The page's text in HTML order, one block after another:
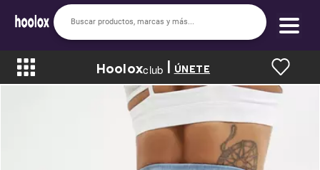
Bienvenido a hoolox
La evolución de la moda en línea.
Inicio
Hooloxclub ÚNETE